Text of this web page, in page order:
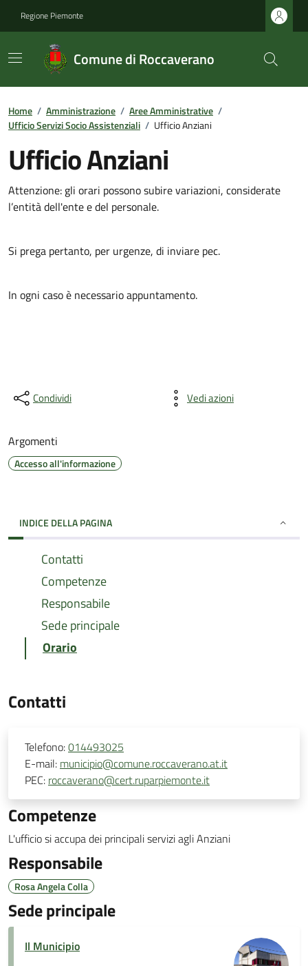
Regione Piemonte
Comune di Roccaverano
Home / Amministrazione / Aree Amministrative /
Ufficio Servizi Socio Assistenziali / Ufficio Anziani
Ufficio Anziani
Attenzione: gli orari possono subire variazioni, considerate
l’entità dell'ente e del personale.
Si prega pertanto, per urgenze, di inviare pec.
In ogni caso è necessario appuntamento.
Condividi Vedi azioni
Argomenti
Accesso all'informazione
INDICE DELLA PAGINA
Contatti
Competenze
Responsabile
Sede principale
Orario
Contatti
Telefono:014493025
E-mail: municipio@comune.roccaverano.at.it
PEC: roccaverano@cert.ruparpiemonte.it
Competenze
L'ufficio si accupa dei principali servizi agli Anziani
Responsabile
Rosa Angela Colla
Sede principale
Il Municipio